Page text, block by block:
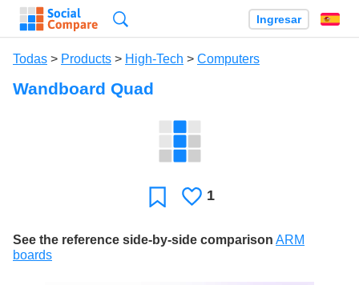
Ingresar
Todas > Products > High-Tech > Computers
Wandboard Quad
Favoritos
Le
1
See the reference side-by-side comparison ARM
boards